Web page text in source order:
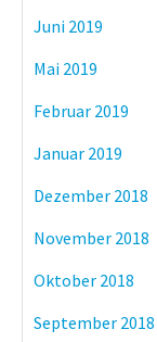
Juni 2019
Mai 2019
Februar 2019
Januar 2019
Dezember 2018
November 2018
Oktober 2018
September 2018